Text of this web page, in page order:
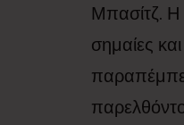
Μπασίτζ. Η
σημαίες